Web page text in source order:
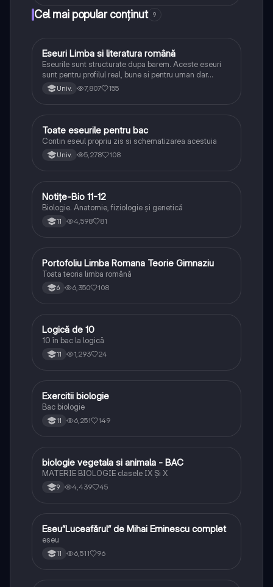
Cel mai popular conținut 9
Limba și literatura română
Eseuri Limba si literatura română
Eseurile sunt structurate dupa barem. Aceste eseuri
sunt pentru profilul real, bune si pentru uman dar
lipsesc relatiile dintre personaje si caracrerizarile.
Univ. 7,807 155
Limba și literatura română
Toate eseurile pentru bac
Contin eseul propriu zis si schematizarea acestuia
Univ. 5,278 108
Biologie
Notițe-Bio 11-12
Biologie. Anatomie, fiziologie și genetică
11 4,598 81
Limba și literatura română
Portofoliu Limba Romana Teorie Gimnaziu
Toata teoria limba română
6 6,350 108
Logică
Logică de 10
10 în bac la logică
11 1,293 24
Biologie
Exercitii biologie
Bac biologie
11 6,251 149
Biologie
biologie vegetala si animala - BAC
MATERIE BIOLOGIE clasele IX Şi X
9 4,439 45
Limba și literatura română
Eseu”Luceafărul” de Mihai Eminescu complet
eseu
11 6,511 96